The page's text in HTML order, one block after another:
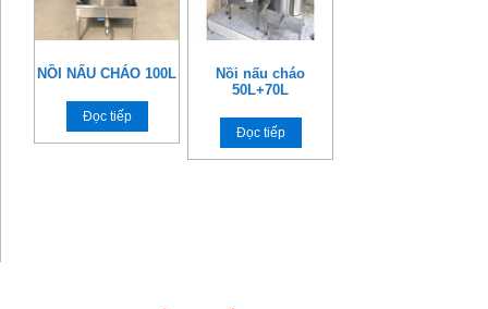
NỒI NẤU CHÁO 100L
Đọc tiếp
Nồi nấu cháo
50L+70L
Đọc tiếp